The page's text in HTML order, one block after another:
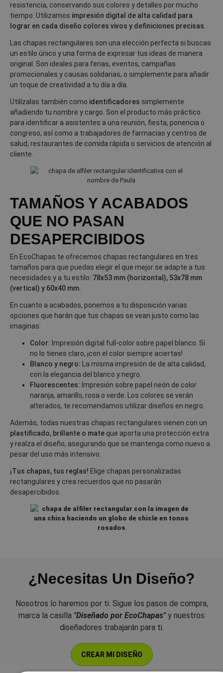
resistencia, conservando sus colores y detalles por mucho
tiempo. Utilizamos impresión digital de alta calidad para
lograr en cada diseño colores vivos y definiciones precisas.
Las chapas rectangulares son una elección perfecta si buscas
un estilo único y una forma de expresar tus ideas de manera
original. Son ideales para ferias, eventos, campañas
promocionales y causas solidarias, o simplemente para añadir
un toque de creatividad a tu día a día.
Utilízalas también como identificadores simplemente
añadiendo tu nombre y cargo. Son el producto más práctico
para identificar a asistentes a una reunión, fiesta, ponencia o
congreso, así como a trabajadores de farmacias y centros de
salud, restaurantes de comida rápida o servicios de atención al
cliente.
TAMAÑOS Y ACABADOS
QUE NO PASAN
DESAPERCIBIDOS
En EcoChapas te ofrecemos chapas rectangulares en tres
tamaños para que puedas elegir el que mejor se adapte a tus
necesidades y a tu estilo: 78x53 mm (horizontal), 53x78 mm
(vertical) y 60x40 mm.
En cuanto a acabados, ponemos a tu disposición varias
opciones que harán que tus chapas se vean justo como las
imaginas:
Color: Impresión digital full-color sobre papel blanco. Si
no lo tienes claro, ¡con el color siempre aciertas!
Blanco y negro: La misma impresión de de alta calidad,
con la elegancia del blanco y negro.
Fluorescentes: Impresión sobre papel neón de color
naranja, amarillo, rosa o verde. Los colores se verán
alterados, te recomendamos utilizar diseños en negro.
Además, todas nuestras chapas rectangulares vienen con un
plastificado, brillante o mate que aporta una protección extra
y realza el diseño, asegurando que se mantenga como nuevo a
pesar del uso más intensivo.
¡Tus chapas, tus reglas! Elige chapas personalizadas
rectangulares y crea recuerdos que no pasarán
desapercibidos.
¿Necesitas Un Diseño?
Nosotros lo haremos por ti. Sigue los pasos de compra,
marca la casilla "Diseñado por EcoChapas"y nuestros
diseñadores trabajarán para ti.
CREAR MI DISEÑO